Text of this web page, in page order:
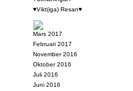
♥Vikt(iga) Resan♥
Mars 2017
Februari 2017
November 2016
Oktober 2016
Juli 2016
Juni 2016